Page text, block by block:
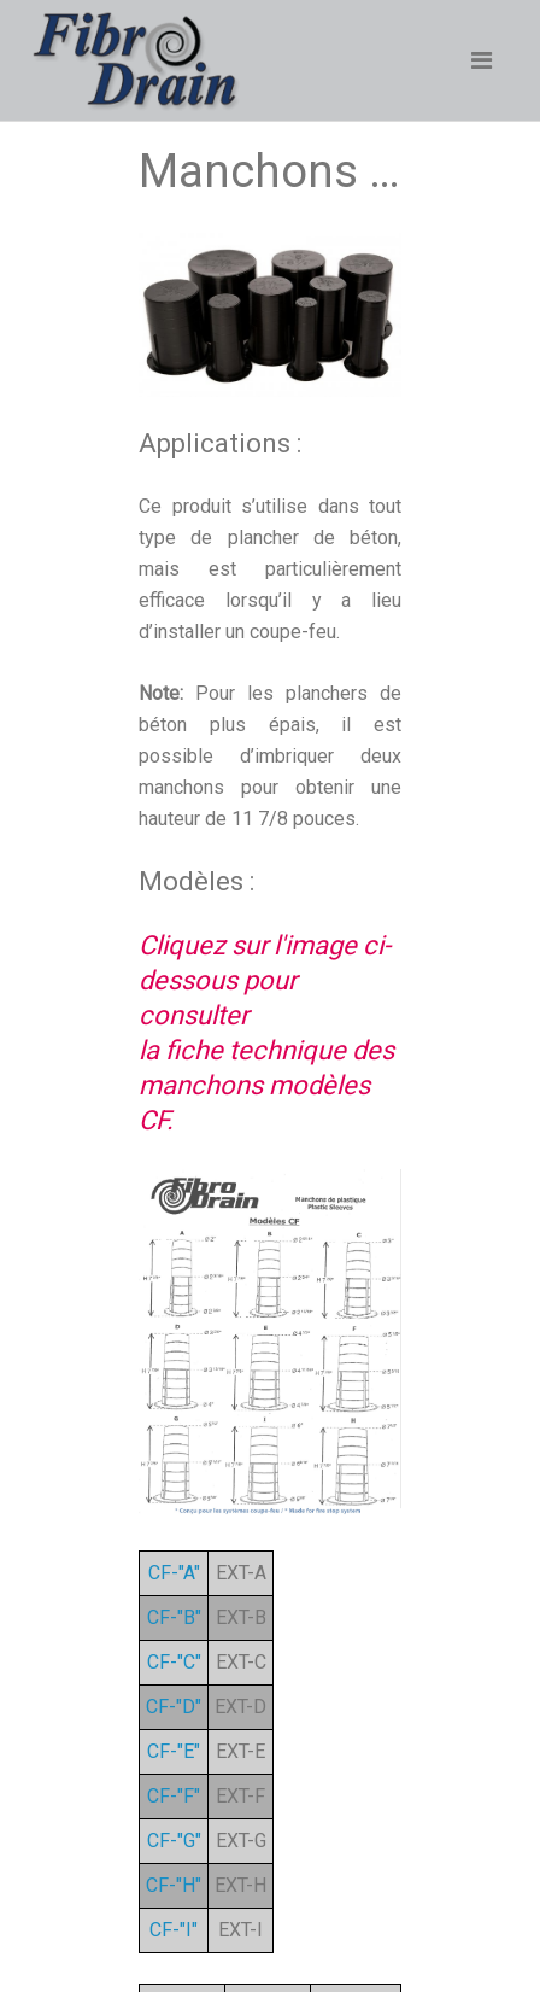
Manchons de plastique - Modèle CF
Applications :
Ce produit s’utilise dans tout
type de plancher de béton,
mais est particulièrement
efficace lorsqu’il y a lieu
d’installer un coupe-feu.
Note: Pour les planchers de
béton plus épais, il est
possible d’imbriquer deux
manchons pour obtenir une
hauteur de 11 7/8 pouces.
Modèles :
Cliquez sur l'image ci-
dessous pour
consulter
la fiche technique des
manchons modèles
CF.
CF-"A"
EXT-A
CF-"B"
EXT-B
CF-"C"
EXT-C
CF-"D"
EXT-D
CF-"E"
EXT-E
CF-"F"
EXT-F
CF-"G"
EXT-G
CF-"H"
EXT-H
CF-"I"
EXT-I